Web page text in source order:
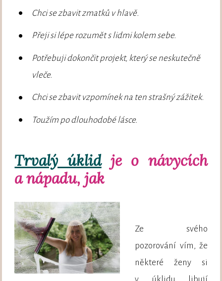
Chci se zbavit zmatků v hlavě.
Přeji si lépe rozumět s lidmi kolem sebe.
Potřebuji dokončit projekt, který se neskutečně
vleče.
Chci se zbavit vzpomínek na ten strašný zážitek.
Toužím po dlouhodobé lásce.
Trvalý úklidje o návycích
a nápadu, jak
Ze svého
pozorování vím, že
některé ženy si